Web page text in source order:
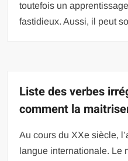
toutefois un
fastidieux. Aussi, il peut
Liste des verbes
comment la
Au cours du XXe siècle,
langue internationale. Le